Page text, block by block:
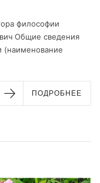
философии
Общие сведения
(наименование
ПОДРОБНЕЕ